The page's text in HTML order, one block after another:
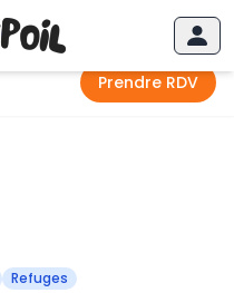
Prendre RDV
Refuges